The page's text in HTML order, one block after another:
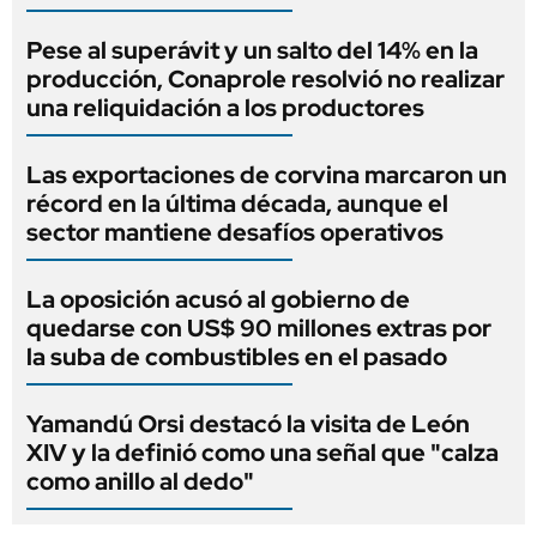
Pese al superávit y un salto del 14% en la
producción, Conaprole resolvió no realizar
una reliquidación a los productores
Las exportaciones de corvina marcaron un
récord en la última década, aunque el
sector mantiene desafíos operativos
La oposición acusó al gobierno de
quedarse con US$ 90 millones extras por
la suba de combustibles en el pasado
Yamandú Orsi destacó la visita de León
XIV y la definió como una señal que "calza
como anillo al dedo"